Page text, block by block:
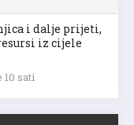
i dalje prijeti,
iz cijele
10 sati